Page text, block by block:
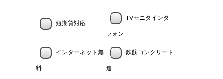
短期貸対応
TVモニタインタ
フォン
インターネット無
料
鉄筋コンクリート
造